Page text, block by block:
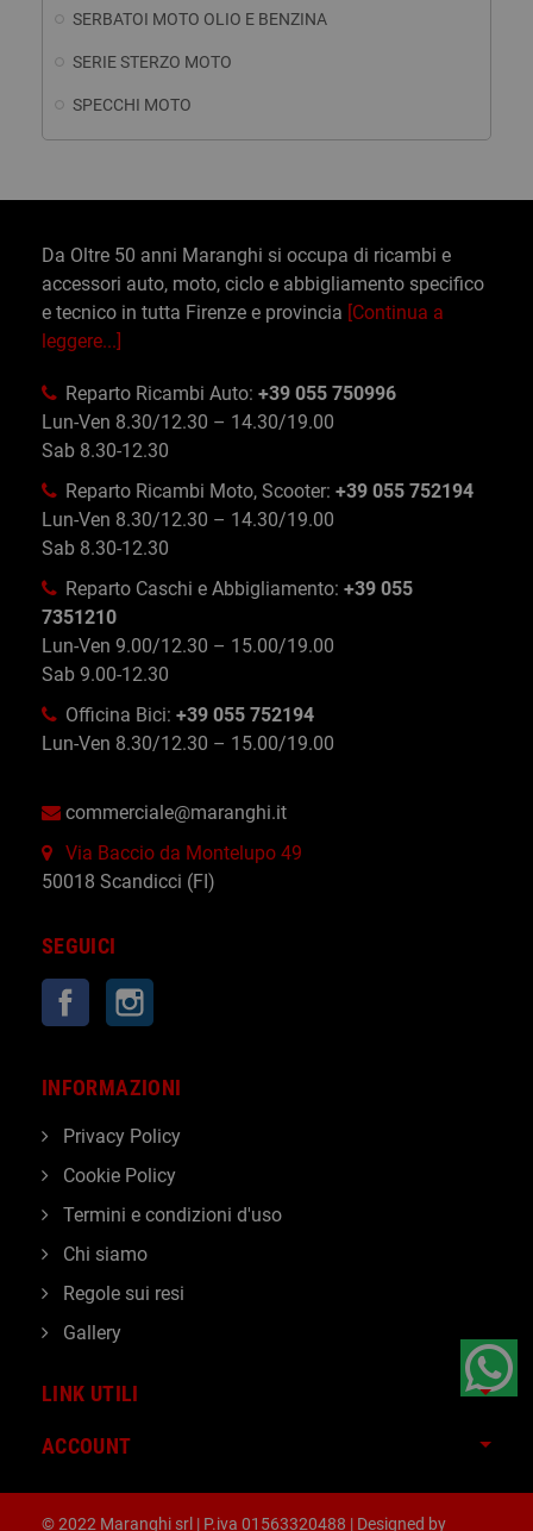
SERBATOI MOTO OLIO E BENZINA
SERIE STERZO MOTO
SPECCHI MOTO
Da Oltre 50 anni Maranghi si occupa di ricambi e
accessori auto, moto, ciclo e abbigliamento specifico
e tecnico in tutta Firenze e provincia [Continua a
leggere...]
Reparto Ricambi Auto: +39 055 750996
Lun-Ven 8.30/12.30 – 14.30/19.00
Sab 8.30-12.30
Reparto Ricambi Moto, Scooter: +39 055 752194
Lun-Ven 8.30/12.30 – 14.30/19.00
Sab 8.30-12.30
Reparto Caschi e Abbigliamento: +39 055
7351210
Lun-Ven 9.00/12.30 – 15.00/19.00
Sab 9.00-12.30
Officina Bici: +39 055 752194
Lun-Ven 8.30/12.30 – 15.00/19.00
commerciale@maranghi.it
Via Baccio da Montelupo 49
50018 Scandicci (FI)
SEGUICI
Facebook
LINK UTILI
ACCOUNT
INFORMAZIONI
Privacy Policy
Cookie Policy
Termini e condizioni d'uso
Chi siamo
Regole sui resi
Gallery
© 2022 Maranghi srl | P.iva 01563320488 | Designed by